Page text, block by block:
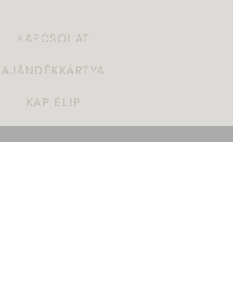
KAPCSOLAT
AJÁNDÉKKÁRTYA
KAP ÉLIP